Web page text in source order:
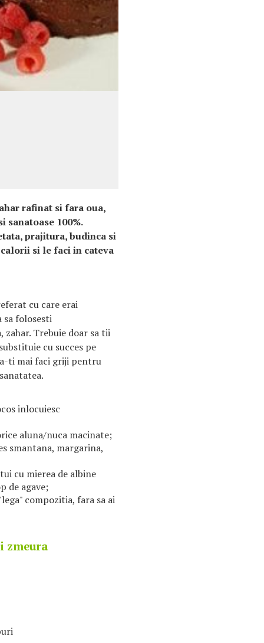
rafinat si fara oua,
sanatoase 100%.
prajitura, budinca si
si le faci in cateva
cu care erai
sa folosesti
Trebuie doar sa tii
cu succes pe
ti mai faci griji pentru
inlocuiesc
aluna/nuca macinate;
smantana, margarina,
cu mierea de albine
de agave;
compozitia, fara sa ai
zmeura